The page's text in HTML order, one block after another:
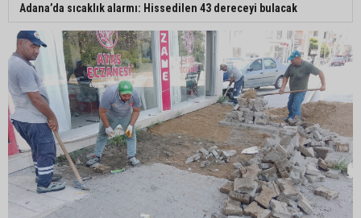
Adana’da sıcaklık alarmı: Hissedilen 43 dereceyi bulacak